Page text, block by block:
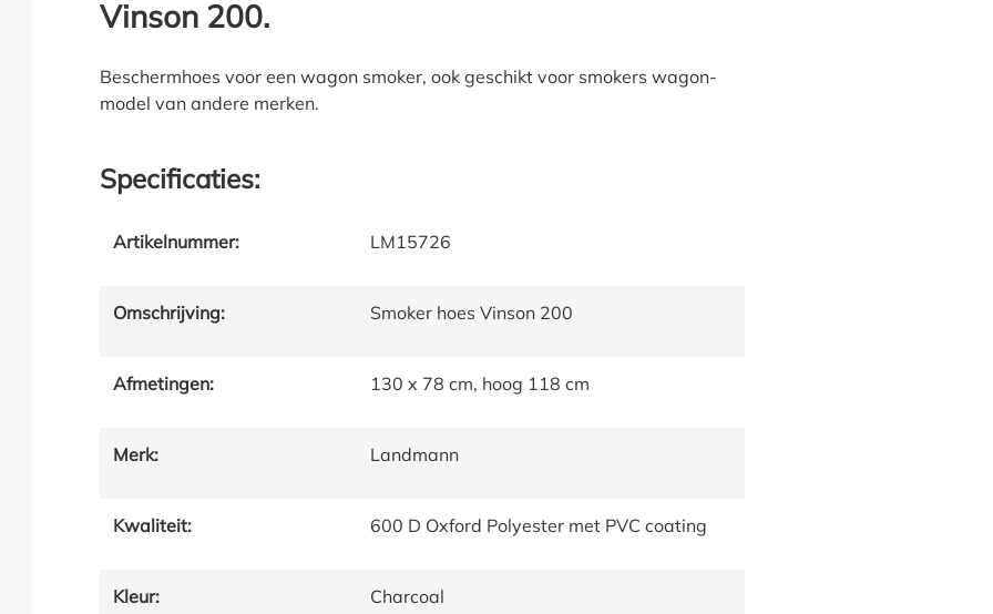
Vinson 200.
Beschermhoes voor een wagon smoker, ook geschikt voor smokers wagon-
model van andere merken.
Specificaties:
Artikelnummer: LM15726
Omschrijving: Smoker hoes Vinson 200
Afmetingen: 130 x 78 cm, hoog 118 cm
Merk: Landmann
Kwaliteit: 600 D Oxford Polyester met PVC coating
Kleur: Charcoal